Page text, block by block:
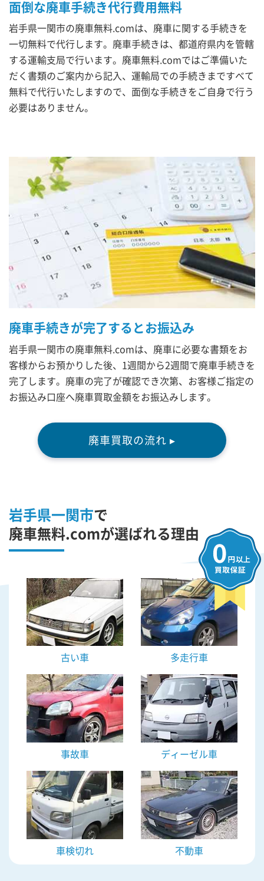
面倒な廃車手続き代行費用無料
岩手県一関市の廃車無料.comは、廃車に関する手続きを
一切無料で代行します。廃車手続きは、都道府県内を管轄
する運輸支局で行います。廃車無料.comではご準備いた
だく書類のご案内から記入、運輸局での手続きまですべて
無料で代行いたしますので、面倒な手続きをご自身で行う
必要はありません。
廃車手続きが完了するとお振込み
岩手県一関市の廃車無料.comは、廃車に必要な書類をお
客様からお預かりした後、1週間から2週間で廃車手続きを
完了します。廃車の完了が確認でき次第、お客様ご指定の
お振込み口座へ廃車買取金額をお振込みします。
廃車買取の流れ ▸
岩手県一関市で
廃車無料.comが選ばれる理由
古い車 多走行車
事故車 ディーゼル車
車検切れ 不動車